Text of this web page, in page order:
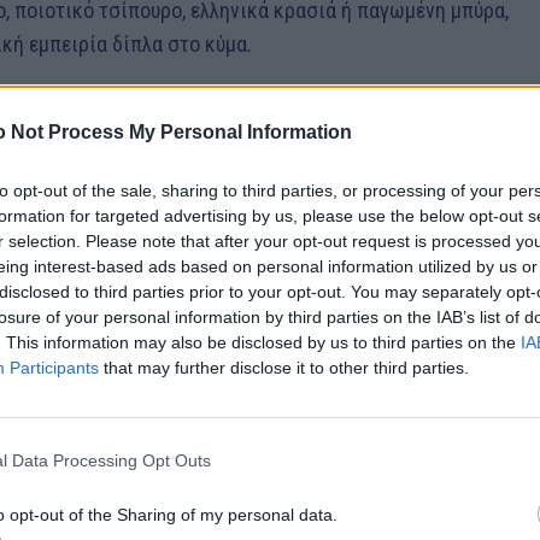
Not Process My Personal Information
opt-out of the sale, sharing to third parties, or processing of your
for targeted advertising by us, please use the below opt-out
selection. Please note that after your opt-out request is processed
interest-based ads based on personal information utilized by us
to third parties prior to your opt-out. You may separately
of your personal information by third parties on the IAB’s list of
This information may also be disclosed by us to third parties on the
Participants that may further disclose it to other third parties.
Data Processing Opt Outs
opt-out of the Sharing of my personal data.
ποιοτικό τσίπουρο, ελληνικά κρασιά ή παγωμένη μπύρα,
εμπειρία δίπλα στο κύμα.
πέρασε απαρατήρητη. Η Ψαροταβέρνα Γιώργος &
5 αστέρων για το 2025, επιβεβαιώνοντας την
την επιλέγουν από κάθε γωνιά της Ελλάδας και του